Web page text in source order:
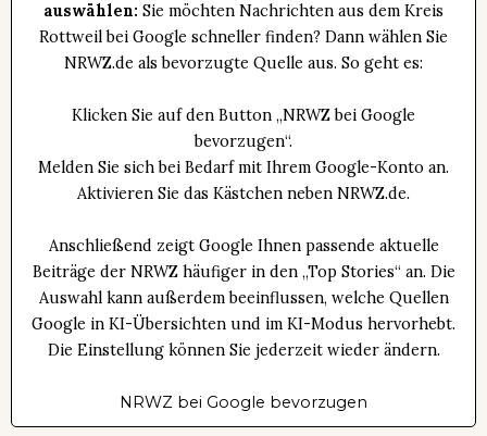
auswählen: Sie möchten Nachrichten aus dem Kreis
Rottweil bei Google schneller finden? Dann wählen Sie
NRWZ.de als bevorzugte Quelle aus. So geht es:
Klicken Sie auf den Button „NRWZ bei Google
bevorzugen“.
Melden Sie sich bei Bedarf mit Ihrem Google-Konto an.
Aktivieren Sie das Kästchen neben NRWZ.de.
Anschließend zeigt Google Ihnen passende aktuelle
Beiträge der NRWZ häufiger in den „Top Stories“ an. Die
Auswahl kann außerdem beeinflussen, welche Quellen
Google in KI-Übersichten und im KI-Modus hervorhebt.
Die Einstellung können Sie jederzeit wieder ändern.
NRWZ bei Google bevorzugen